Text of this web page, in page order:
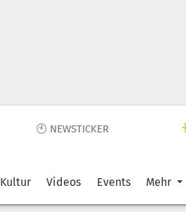
🕙 NEWSTICKER
Kultur Videos Events Mehr